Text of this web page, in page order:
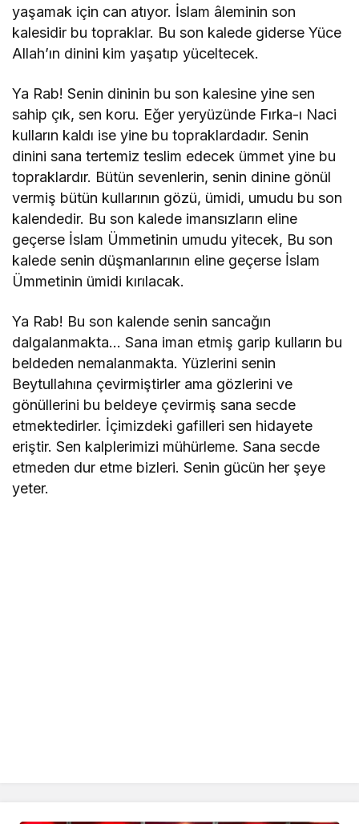
yaşamak için can atıyor. İslam âleminin son
kalesidir bu topraklar. Bu son kalede giderse Yüce
Allah’ın dinini kim yaşatıp yüceltecek.
Ya Rab! Senin dininin bu son kalesine yine sen
sahip çık, sen koru. Eğer yeryüzünde Fırka-ı Naci
kulların kaldı ise yine bu topraklardadır. Senin
dinini sana tertemiz teslim edecek ümmet yine bu
topraklardır. Bütün sevenlerin, senin dinine gönül
vermiş bütün kullarının gözü, ümidi, umudu bu son
kalendedir. Bu son kalede imansızların eline
geçerse İslam Ümmetinin umudu yitecek, Bu son
kalede senin düşmanlarının eline geçerse İslam
Ümmetinin ümidi kırılacak.
Ya Rab! Bu son kalende senin sancağın
dalgalanmakta… Sana iman etmiş garip kulların bu
beldeden nemalanmakta. Yüzlerini senin
Beytullahına çevirmiştirler ama gözlerini ve
gönüllerini bu beldeye çevirmiş sana secde
etmektedirler. İçimizdeki gafilleri sen hidayete
eriştir. Sen kalplerimizi mühürleme. Sana secde
etmeden dur etme bizleri. Senin gücün her şeye
yeter.